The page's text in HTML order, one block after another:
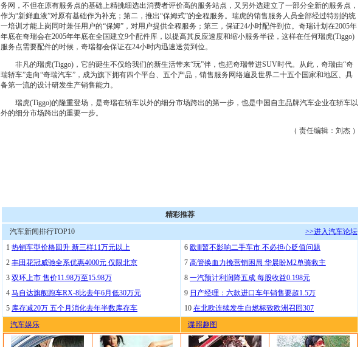
务网，不但在原有服务点的基础上精挑细选出消费者评价高的服务站点，又另外选建立了一部分全新的服务点，
作为“新鲜血液”对原有基础作为补充；第二，推出“保姆式”的全程服务。瑞虎的销售服务人员全部经过特别的统
一培训才能上岗同时兼任用户的“保姆”，对用户提供全程服务；第三，保证24小时配件到位。奇瑞计划在2005年
年底在奇瑞会在2005年年底在全国建立9个配件库，以提高其反应速度和缩小服务半径，这样在任何瑞虎(Tiggo)
服务点需要配件的时候，奇瑞都会保证在24小时内迅速送货到位。
非凡的瑞虎(Tiggo)，它的诞生不仅给我们的新生活带来“玩”伴，也把奇瑞带进SUV时代。从此，奇瑞由“奇
瑞轿车”走向“奇瑞汽车”，成为旗下拥有四个平台、五个产品，销售服务网络遍及世界二十五个国家和地区、具
备第一流的设计研发生产销售能力。
瑞虎(Tiggo)的隆重登场，是奇瑞在轿车以外的细分市场跨出的第一步，也是中国自主品牌汽车企业在轿车以
外的细分市场跨出的重要一步。
（ 责任编辑：刘杰 ）
精彩推荐
汽车新闻排行TOP10
>>进入汽车论坛
1 热销车型价格回升 新三样11万元以上
2 丰田花冠威驰全系优惠4000元 仅限北京
3 双环上市 售价11.98万至15.98万
4 马自达旗舰跑车RX-8比去年6月低30万元
5 库存减20万 五个月消化去年半数库存车
6 欧Ⅲ暂不影响二手车市 不必担心贬值问题
7 高管换血力挽营销困局 华晨盼M2单骑救主
8 一汽预计利润降五成 每股收益0.198元
9 日产经理：六款进口车年销售要超1.5万
10 在北欧连续发生自燃标致欧洲召回307
汽车娱乐
谍照趣图